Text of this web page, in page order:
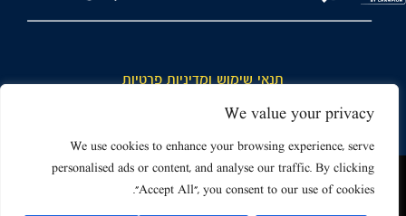
We value your privacy
We use cookies to enhance your browsing experience, serve
personalised ads or content, and analyse our traffic. By clicking
"Accept All", you consent to our use of cookies.
תנאי שימוש ומדיניות פרטיות
כללי כניסה והתנהגות באצטדיון ותנאי שימוש בכרטיסים
דרושים
צור קשר
האתר שאתה גולש בו עשוי להשתמש בעוגיות (קוקיז) ובטכנולוגיות דומות.
על ידי כניסה לאתר אתה מאשר את תנאי השימוש הכוללים שימוש בעוגיות